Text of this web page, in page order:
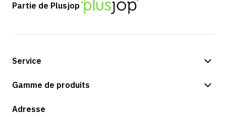
Partie de Plusjop
Service
Options de paiement
Gamme de produits
Boutique
Adresse